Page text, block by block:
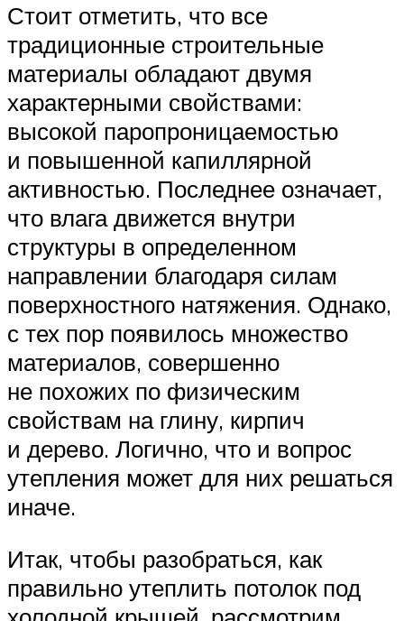
Стоит отметить, что все
традиционные строительные
материалы обладают двумя
характерными свойствами:
высокой паропроницаемостью
и повышенной капиллярной
активностью. Последнее означает,
что влага движется внутри
структуры в определенном
направлении благодаря силам
поверхностного натяжения. Однако,
с тех пор появилось множество
материалов, совершенно
не похожих по физическим
свойствам на глину, кирпич
и дерево. Логично, что и вопрос
утепления может для них решаться
иначе.
Итак, чтобы разобраться, как
правильно утеплить потолок под